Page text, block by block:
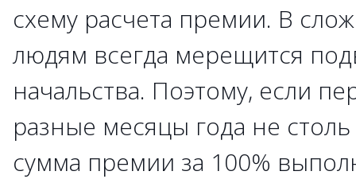
схему расчета премии. В
людям всегда мерещится
начальства. Поэтому, если
разные месяцы года не столь
сумма премии за 100%